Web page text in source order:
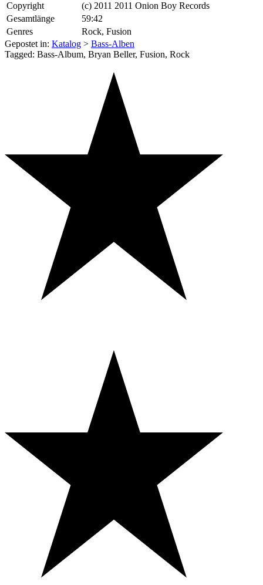
Copyright
(c) 2011 2011 Onion Boy Records
Gesamtlänge
59:42
Genres
Rock, Fusion
Gepostet in: Katalog > Bass-Alben
Tagged: Bass-Album, Bryan Beller, Fusion, Rock